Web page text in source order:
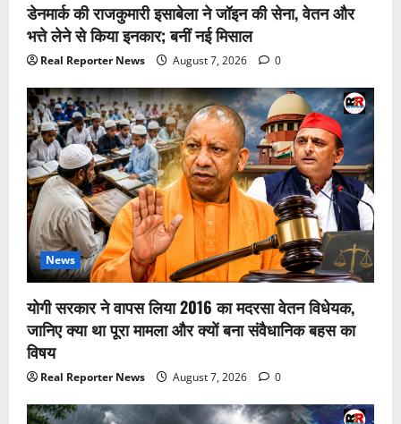
डेनमार्क की राजकुमारी इसाबेला ने जॉइन की सेना, वेतन और
भत्ते लेने से किया इनकार; बनीं नई मिसाल
Real Reporter News August 7, 2026 0
News
योगी सरकार ने वापस लिया 2016 का मदरसा वेतन विधेयक,
जानिए क्या था पूरा मामला और क्यों बना संवैधानिक बहस का
विषय
Real Reporter News August 7, 2026 0